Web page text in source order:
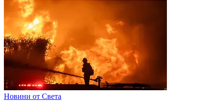
Новини от Света